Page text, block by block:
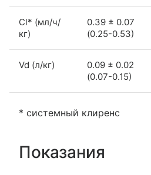
Cl* (мл/ч/
кг)
0.39 ± 0.07
(0.25-0.53)
Vd (л/кг)
0.09 ± 0.02
(0.07-0.15)
* системный клиренс
Показания